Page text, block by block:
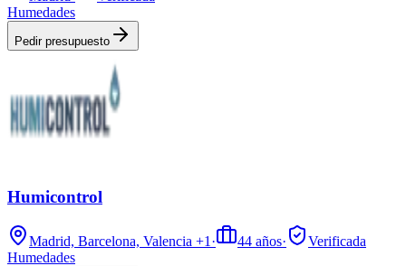
Humedades
Pedir presupuesto
Humicontrol
Madrid, Barcelona, Valencia +1 · 44 años·
Verificada
Humedades